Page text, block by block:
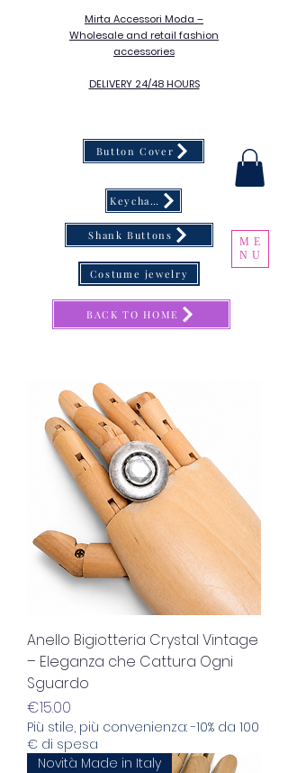
Mirta Accessori Moda –
Wholesale and retail fashion
accessories
DELIVERY 24/48 HOURS
ME
NU
Button Cover
Keychain
Shank Buttons
BACK TO HOME
Costume jewelry
Anello Bigiotteria Crystal Vintage
– Eleganza che Cattura Ogni
Sguardo
Price
€15.00
Più stile, più convenienza: -10% da 100
€ di spesa
Novità Made in Italy